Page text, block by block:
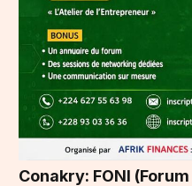
Conakry: FONI